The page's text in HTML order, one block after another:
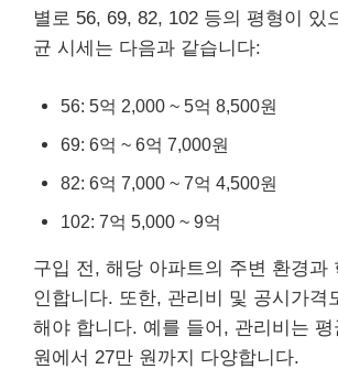
별로 56, 69, 82, 102 등의 평형이 있
균 시세는 다음과 같습니다:
56: 5억 2,000 ~ 5억 8,500원
69: 6억 ~ 6억 7,000원
82: 6억 7,000 ~ 7억 4,500원
102: 7억 5,000 ~ 9억
구입 전, 해당 아파트의 주변 환경과
인합니다. 또한, 관리비 및 공시가격
해야 합니다. 예를 들어, 관리비는 평
원에서 27만 원까지 다양합니다.